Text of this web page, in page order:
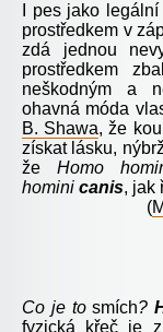
I pes jako
prostředkem v
zdá jednou
prostředkem
neškodným a
ohavná móda
B. Shawa, že
získat lásku,
žeHomo
homini canis, jak
(
Co je tosmích?
fyzická křeč je